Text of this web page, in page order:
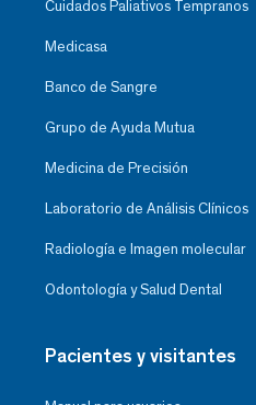
Cuidados Paliativos Tempranos
Medicasa
Banco de Sangre
Grupo de Ayuda Mutua
Medicina de Precisión
Laboratorio de Análisis Clínicos
Radiología e Imagen molecular
Odontología y Salud Dental
Pacientes y visitantes